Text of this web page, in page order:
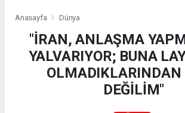
Anasayfa Dünya
"İRAN, ANLAŞMA
YALVARIYOR; BUNA
OLMADIKLARINDAN
DEĞİLİM"